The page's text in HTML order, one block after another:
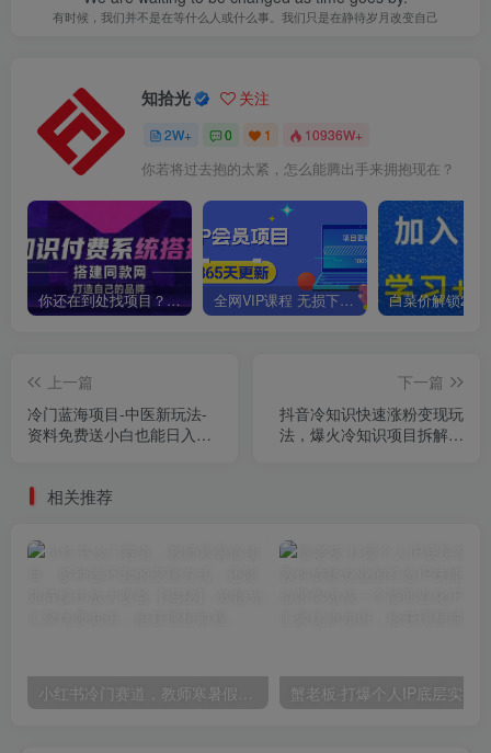
有时候，我们并不是在等什么人或什么事。我们只是在静待岁月改变自己
知拾光 关注
2W+ 0 1 10936W+
你若将过去抱的太紧，怎么能腾出手来拥抱现在？
你还在到处找项目？还在当韭菜？我靠卖项目一个月收入5万+，曾经我也是个失败者。 全网VIP课程 无损下载~
上一篇
冷门蓝海项目-中医新玩法-
资料免费送小白也能日入
下一篇
抖音冷知识快速涨粉变现玩
法，爆火冷知识项目拆解，
相关推荐
小红书冷门赛道，教师寒暑假项目，多种连环套的变现方式，还能矩阵操作放大收益【揭秘】